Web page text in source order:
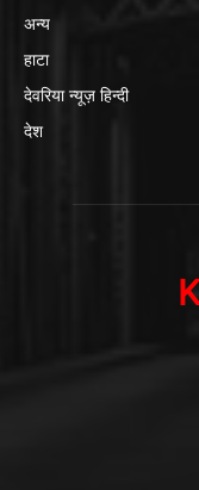
अन्य
हाटा
देवरिया न्यूज़ हिन्दी
देश